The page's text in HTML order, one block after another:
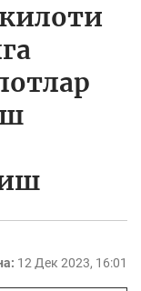
12 Дек 2023, 16:01